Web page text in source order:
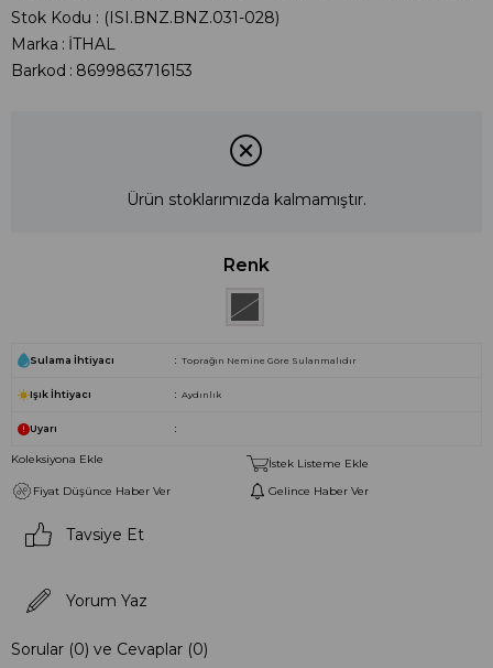
Stok Kodu
(ISI.BNZ.BNZ.031-028)
Marka : İTHAL
Barkod : 8699863716153
Ürün stoklarımızda kalmamıştır.
Renk
Sulama İhtiyacı Toprağın Nemine Göre Sulanmalıdır
Işık İhtiyacı Aydınlık
Uyarı
Koleksiyona Ekle
İstek Listeme Ekle
Fiyat Düşünce Haber Ver
Gelince Haber Ver
Tavsiye Et
Yorum Yaz
Sorular (0) ve Cevaplar (0)